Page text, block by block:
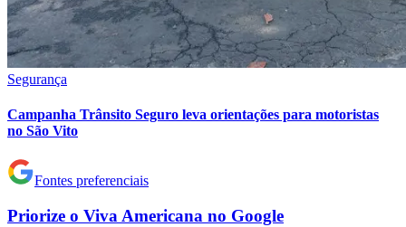
Cruzeiro
Segurança
Campanha Trânsito Seguro leva orientações para motoristas
no São Vito
Fontes preferenciais
Priorize o Viva Americana no Google